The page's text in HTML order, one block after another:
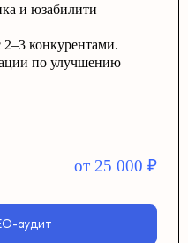
и юзабилити
конкурентами.
по улучшению
от 25 000 ₽
аудит